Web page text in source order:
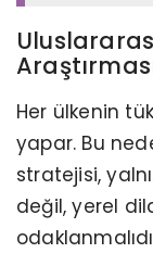
Her ülkenin
yapar. Bu
stratejisi,
değil, yerel